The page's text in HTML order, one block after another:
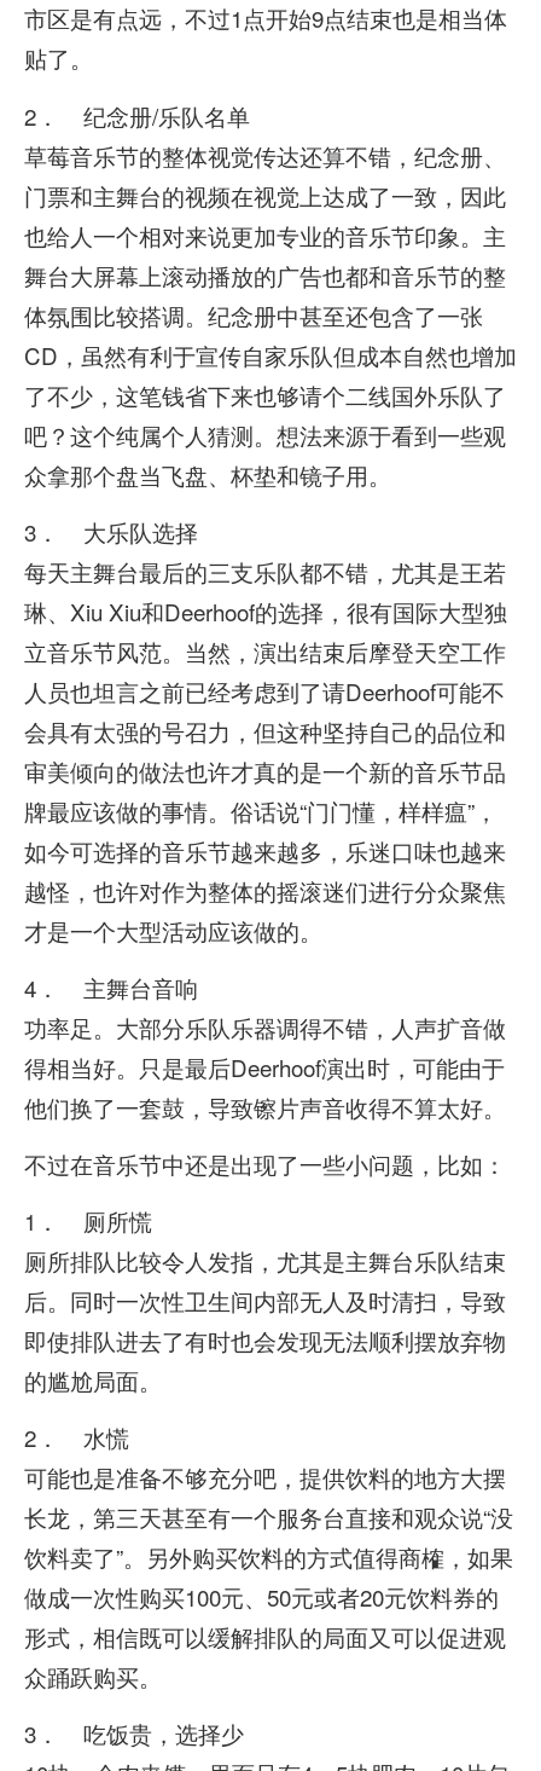
市区是有点远，不过1点开始9点结束也是相当体
贴了。
2． 纪念册/乐队名单
草莓音乐节的整体视觉传达还算不错，纪念册、
门票和主舞台的视频在视觉上达成了一致，因此
也给人一个相对来说更加专业的音乐节印象。主
舞台大屏幕上滚动播放的广告也都和音乐节的整
体氛围比较搭调。纪念册中甚至还包含了一张
CD，虽然有利于宣传自家乐队但成本自然也增加
了不少，这笔钱省下来也够请个二线国外乐队了
吧？这个纯属个人猜测。想法来源于看到一些观
众拿那个盘当飞盘、杯垫和镜子用。
3． 大乐队选择
每天主舞台最后的三支乐队都不错，尤其是王若
琳、Xiu Xiu和Deerhoof的选择，很有国际大型独
立音乐节风范。当然，演出结束后摩登天空工作
人员也坦言之前已经考虑到了请Deerhoof可能不
会具有太强的号召力，但这种坚持自己的品位和
审美倾向的做法也许才真的是一个新的音乐节品
牌最应该做的事情。俗话说“门门懂，样样瘟”，
如今可选择的音乐节越来越多，乐迷口味也越来
越怪，也许对作为整体的摇滚迷们进行分众聚焦
才是一个大型活动应该做的。
4． 主舞台音响
功率足。大部分乐队乐器调得不错，人声扩音做
得相当好。只是最后Deerhoof演出时，可能由于
他们换了一套鼓，导致镲片声音收得不算太好。
不过在音乐节中还是出现了一些小问题，比如：
1． 厕所慌
厕所排队比较令人发指，尤其是主舞台乐队结束
后。同时一次性卫生间内部无人及时清扫，导致
即使排队进去了有时也会发现无法顺利摆放弃物
的尴尬局面。
2． 水慌
可能也是准备不够充分吧，提供饮料的地方大摆
长龙，第三天甚至有一个服务台直接和观众说“没
饮料卖了”。另外购买饮料的方式值得商榷，如果
做成一次性购买100元、50元或者20元饮料券的
形式，相信既可以缓解排队的局面又可以促进观
众踊跃购买。
3． 吃饭贵，选择少